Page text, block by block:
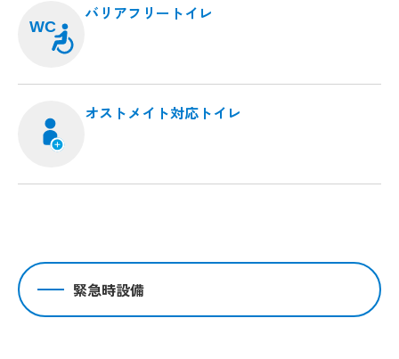
WC
バリアフリートイレ
オストメイト対応トイレ
緊急時設備